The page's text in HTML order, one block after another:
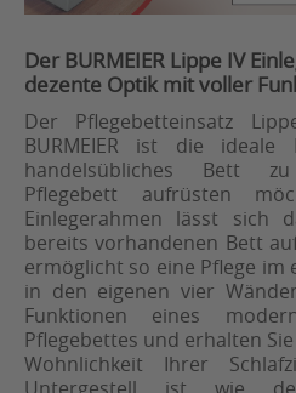
Der BURMEIER Lippe IV
dezente Optik mit voller
Der Pflegebetteinsatz
BURMEIER ist die
handelsübliches Bett
Pflegebett aufrüsten
Einlegerahmen lässt sich
bereits vorhandenen Bett
ermöglicht so eine Pflege im
in den eigenen vier
Funktionen eines
Pflegebettes und erhalten
Wohnlichkeit Ihrer